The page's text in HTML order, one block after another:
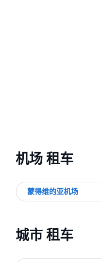
机场 租车
蒙得维的亚机场
城市 租车